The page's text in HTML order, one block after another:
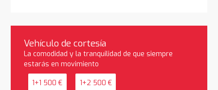
Vehículo de cortesía
La comodidad y la tranquilidad de que siempre
estarás en movimiento
1+1 500 € 1+2 500 €